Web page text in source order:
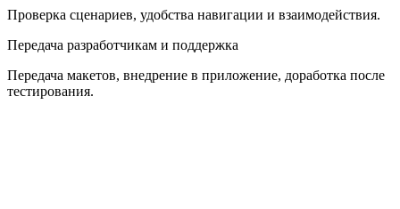
Проверка сценариев, удобства навигации и взаимодействия.
Передача разработчикам и поддержка
Передача макетов, внедрение в приложение, доработка после
тестирования.